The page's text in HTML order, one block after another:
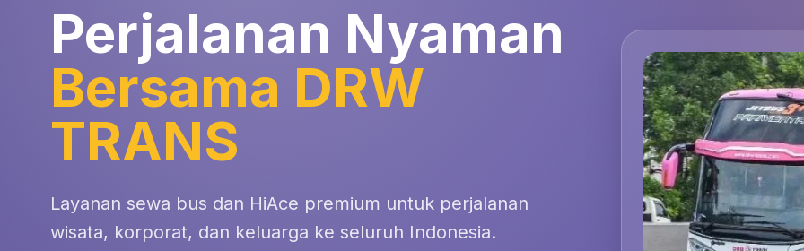
Perjalanan Nyaman
Bersama DRW
TRANS
Layanan sewa bus dan HiAce premium untuk perjalanan
wisata, korporat, dan keluarga ke seluruh Indonesia.